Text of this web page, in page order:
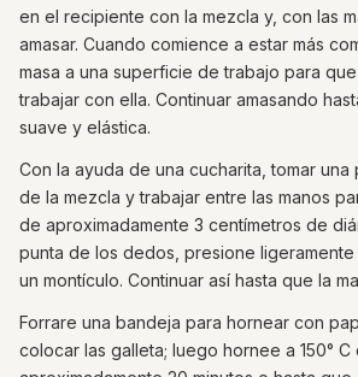
en el recipiente con la mezcla y, con las
amasar. Cuando comience a estar más
masa a una superficie de trabajo para
trabajar con ella. Continuar amasando
suave y elástica.
Con la ayuda de una cucharita, tomar
de la mezcla y trabajar entre las manos
de aproximadamente 3 centímetros de
punta de los dedos, presione
un montículo. Continuar así hasta que la
Forrare una bandeja para hornear con
colocar las galleta; luego hornee a 150° C